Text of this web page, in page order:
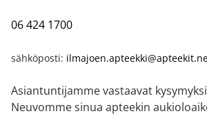
06 424 1700
sähköposti:
Asiantuntijamme vastaavat
Neuvomme sinua apteekin